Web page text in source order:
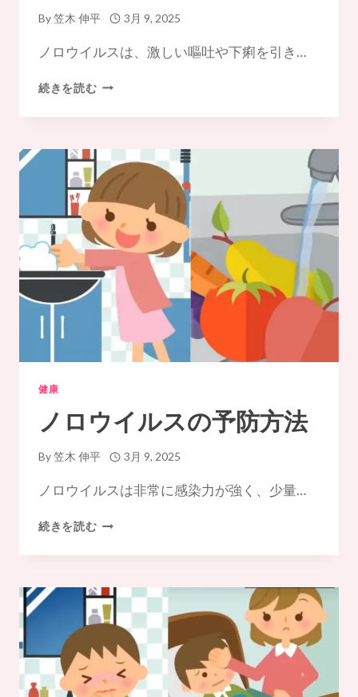
By笠木 伸平 3月 9, 2025
ノロウイルスは、激しい嘔吐や下痢を引き…
続きを読むノ
ウ
ル
ス
感
染
症
の
対
処
法：
管
理
の
た
め
完
ド
健康
ノロウイルスの予防方法
By笠木 伸平 3月 9, 2025
ノロウイルスは非常に感染力が強く、少量…
続きを読むノ
ウ
ル
ス
の
防
方
法